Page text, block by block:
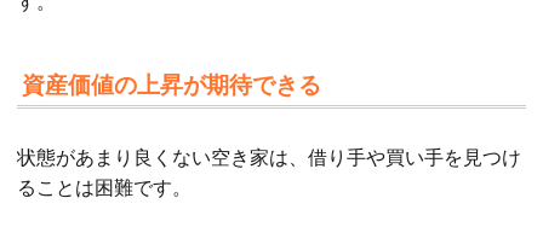
資産価値の上昇が期待できる
状態があまり良くない空き家は、借り手や買い手を見つけ
ることは困難です。